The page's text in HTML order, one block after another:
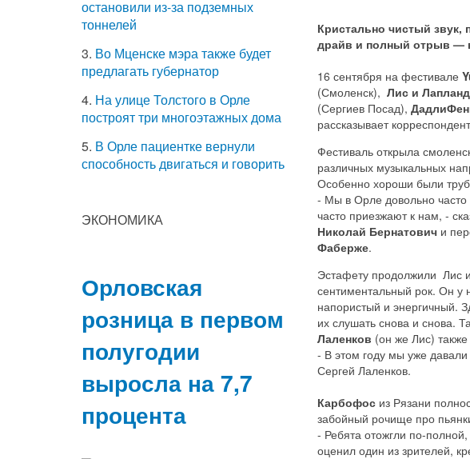
Кристально чистый звук,
драйв и полный отрыв —
16 сентября на фестивале
(Смоленск), Лис и
(Сергиев Посад),
рассказывает
Фестиваль открыла
различных музыкальных
Особенно хороши были
- Мы в Орле довольно
часто приезжают к нам, -
Николай Бернатович и
Фаберже.
Эстафету продолжили Лис
сентиментальный рок. Он у
напористый и энергичный.
их слушать снова и снова.
Лаленков (он же Лис)
- В этом году мы уже
Сергей Лаленков.
Карбофос из Рязани
забойный рочище про
- Ребята отожгли по-
оценил один из зрителей,
остановили из-за подземных
тоннелей
3. Во Мценске мэра также будет
предлагать губернатор
4. На улице Толстого в Орле
построят три многоэтажных дома
5. В Орле пациентке вернули
способность двигаться и говорить
ЭКОНОМИКА
Орловская
розница в первом
полугодии
выросла на 7,7
процента